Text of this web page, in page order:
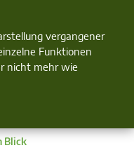
vergangener
Funktionen
nicht mehr wie
Blick